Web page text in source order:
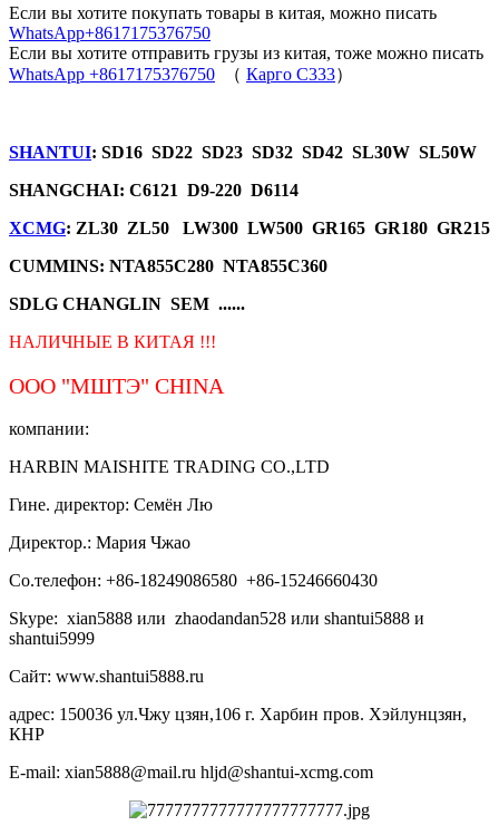
Если вы хотите покупать товары в китая, можно писать
WhatsApp+8617175376750
Если вы хотите отправить грузы из китая, тоже можно писать
WhatsApp +8617175376750 （ Карго C333）
SHANTUI: SD16 SD22 SD23 SD32 SD42 SL30W SL50W
SHANGCHAI: C6121 D9-220 D6114
XCMG: ZL30 ZL50 LW300 LW500 GR165 GR180 GR215
CUMMINS: NTA855C280 NTA855C360
SDLG CHANGLIN SEM ......
НАЛИЧНЫЕ В КИТАЯ !!!
ООО "МШТЭ" CHINA
компании:
HARBIN MAISHITE TRADING CO.,LTD
Гине. директор: Семён Лю
Директор.: Мария Чжао
Со.телефон: +86-18249086580 +86-15246660430
Skype: xian5888 или zhaodandan528 или shantui5888 и
shantui5999
Сайт: www.shantui5888.ru
адрес: 150036 ул.Чжу цзян,106 г. Харбин пров. Хэйлунцзян,
КНР
E-mail: xian5888@mail.ru hljd@shantui-xcmg.com